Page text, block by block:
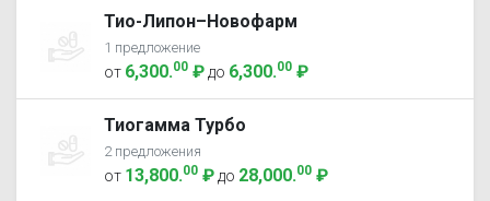
Тио-Липон–Новофарм
1 предложение
от 6,300.00 ₽ до 6,300.00 ₽
Тиогамма Турбо
2 предложения
от 13,800.00 ₽ до 28,000.00 ₽